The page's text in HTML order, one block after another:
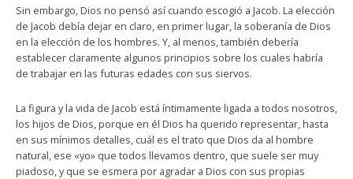
Sin embargo, Dios no pensó así cuando escogió a Jacob. La elección
de Jacob debía dejar en claro, en primer lugar, la soberanía de Dios
en la elección de los hombres. Y, al menos, también debería
establecer claramente algunos principios sobre los cuales habría
de trabajar en las futuras edades con sus siervos.
La figura y la vida de Jacob está íntimamente ligada a todos nosotros,
los hijos de Dios, porque en él Dios ha querido representar, hasta
en sus mínimos detalles, cuál es el trato que Dios da al hombre
natural, ese «yo» que todos llevamos dentro, que suele ser muy
piadoso, y que se esmera por agradar a Dios con sus propias